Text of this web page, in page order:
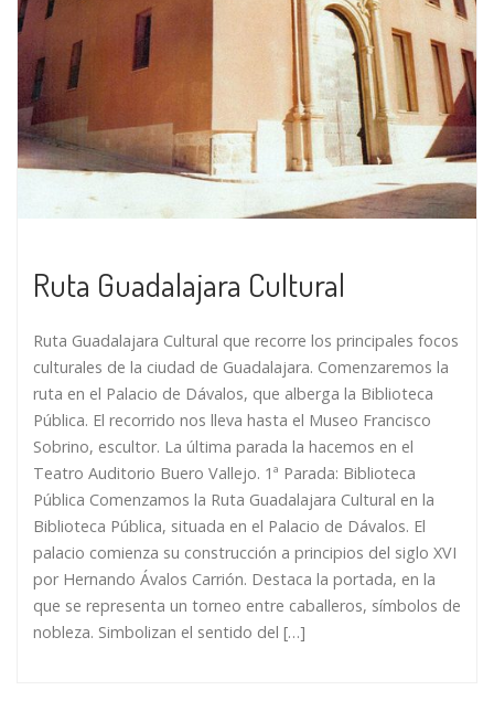
Ruta Guadalajara Cultural
Ruta Guadalajara Cultural que recorre los principales focos
culturales de la ciudad de Guadalajara. Comenzaremos la
ruta en el Palacio de Dávalos, que alberga la Biblioteca
Pública. El recorrido nos lleva hasta el Museo Francisco
Sobrino, escultor. La última parada la hacemos en el
Teatro Auditorio Buero Vallejo. 1ª Parada: Biblioteca
Pública Comenzamos la Ruta Guadalajara Cultural en la
Biblioteca Pública, situada en el Palacio de Dávalos. El
palacio comienza su construcción a principios del siglo XVI
por Hernando Ávalos Carrión. Destaca la portada, en la
que se representa un torneo entre caballeros, símbolos de
nobleza. Simbolizan el sentido del […]